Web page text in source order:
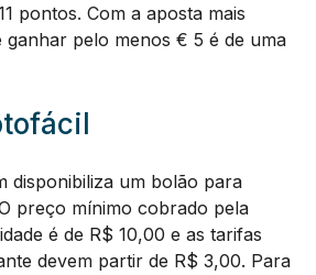
pontos. Com a aposta mais
ganhar pelo menos € 5 é de uma
disponibiliza um bolão para
preço mínimo cobrado pela
é de R$ 10,00 e as tarifas
devem partir de R$ 3,00. Para